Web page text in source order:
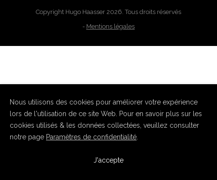
Copyright Hugo Haasser 2026. Tous droits réservés
- Mentions légales
Nous utilisons des cookies pour améliorer votre expérience
lors de l'utilisation de ce site Web. Pour en savoir plus sur les
cookies utilisés & les données collectées, veuillez consulter
notre page Paramètres de confidentialité
J'accepte